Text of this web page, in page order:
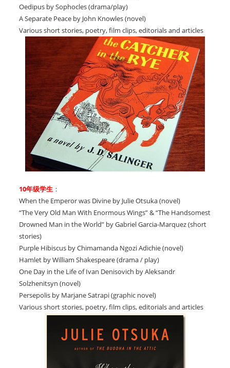
Oedipus by Sophocles (drama/play)
A Separate Peace by John Knowles (novel)
Various short stories, poetry, film clips, editorials and articles
10年级学生 ：
When the Emperor was Divine by Julie Otsuka (novel)
“The Very Old Man With Enormous Wings” & “The Handsomest
Drowned Man in the World” by Gabriel Garcia-Marquez (short
stories)
Purple Hibiscus by Chimamanda Ngozi Adichie (novel)
Hamlet by William Shakespeare (drama / play)
One Day in the Life of Ivan Denisovich by Aleksandr
Solzhenitsyn (novel)
Persepolis by Marjane Satrapi (graphic novel)
Various short stories, poetry, film clips, editorials and articles